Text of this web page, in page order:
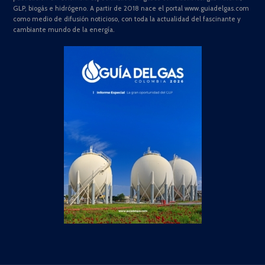
GLP, biogás e hidrógeno. A partir de 2018 nace el portal www.guiadelgas.com
como medio de difusión noticioso, con toda la actualidad del fascinante y
cambiante mundo de la energía.